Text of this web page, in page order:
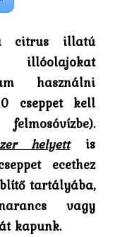
citrus illatú
illóolajokat
használni
cseppet kell
helyettis
ecethez
tartályába,
vagy
kapunk.